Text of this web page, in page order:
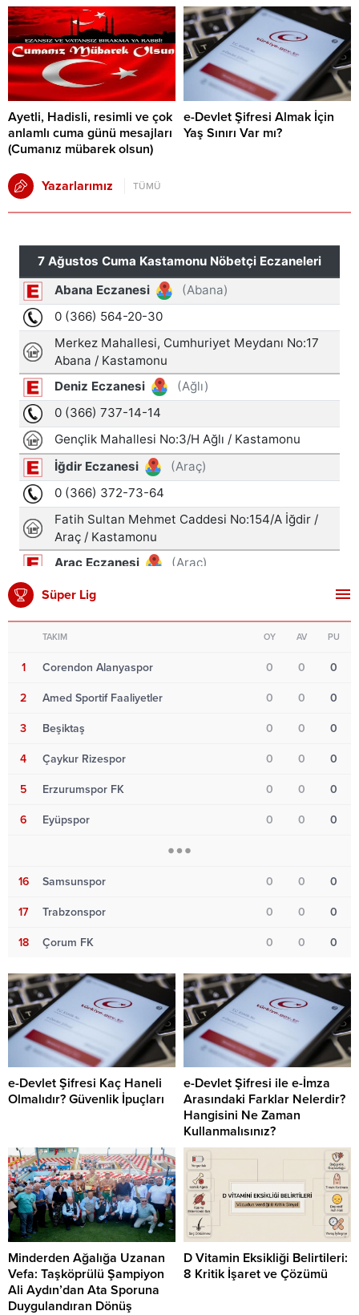
Ayetli, Hadisli, resimli ve çok
anlamlı cuma günü mesajları
(Cumanız mübarek olsun)
e-Devlet Şifresi Almak İçin
Yaş Sınırı Var mı?
Yazarlarımız TÜMÜ
Süper Lig
TAKIM OY AV PU
1 Corendon Alanyaspor 0 0 0
2 Amed Sportif Faaliyetler 0 0 0
3 Beşiktaş 0 0 0
4 Çaykur Rizespor 0 0 0
5 Erzurumspor FK 0 0 0
6 Eyüpspor 0 0 0
16 Samsunspor 0 0 0
17 Trabzonspor 0 0 0
18 Çorum FK 0 0 0
e-Devlet Şifresi Kaç Haneli
Olmalıdır? Güvenlik İpuçları
e-Devlet Şifresi ile e-İmza
Arasındaki Farklar Nelerdir?
Hangisini Ne Zaman
Kullanmalısınız?
Minderden Ağalığa Uzanan
Vefa: Taşköprülü Şampiyon
Ali Aydın’dan Ata Sporuna
Duygulandıran Dönüş
D Vitamin Eksikliği Belirtileri:
8 Kritik İşaret ve Çözümü